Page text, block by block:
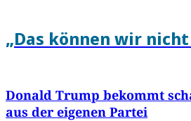
„Das können wir
Donald Trump bekommt
aus der eigenen Partei